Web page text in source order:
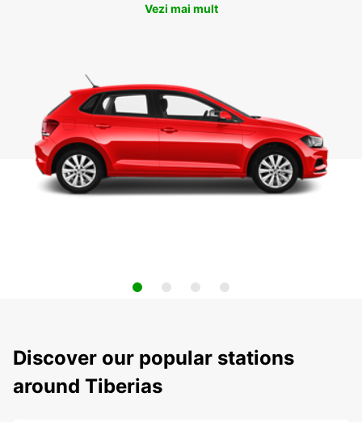
Vezi mai mult
Discover our popular stations
around Tiberias